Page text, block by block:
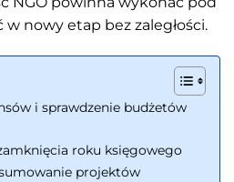
nowy etap bez zaległości.
i sprawdzenie budżetów
roku księgowego
projektów